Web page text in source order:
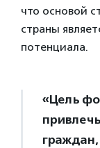
что основой
страны
потенциала.
«Цель